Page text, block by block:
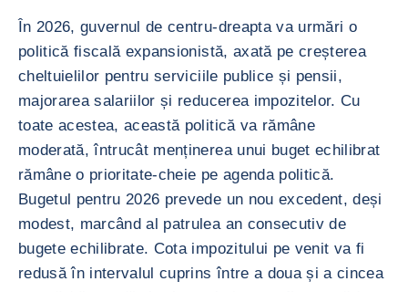
În 2026, guvernul de centru-dreapta va urmări o
politică fiscală expansionistă, axată pe creșterea
cheltuielilor pentru serviciile publice și pensii,
majorarea salariilor și reducerea impozitelor. Cu
toate acestea, această politică va rămâne
moderată, întrucât menținerea unui buget echilibrat
rămâne o prioritate-cheie pe agenda politică.
Bugetul pentru 2026 prevede un nou excedent, deși
modest, marcând al patrulea an consecutiv de
bugete echilibrate. Cota impozitului pe venit va fi
redusă în intervalul cuprins între a doua și a cincea